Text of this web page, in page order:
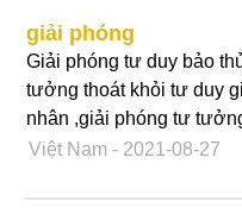
giải phóng
Giải phóng tư duy bảo
tưởng thoát khỏi tư duy
nhân ,giải phóng tư
Việt Nam - 2021-08-27